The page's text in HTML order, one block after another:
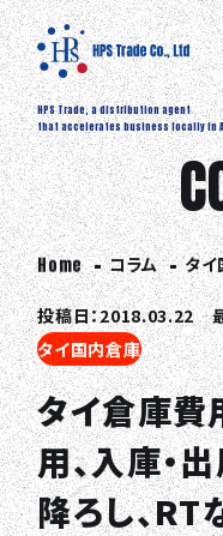
HPS Trade, a distribution agent
that accelerates business locally in
Home コラム タ
投稿日：2018.03.22
タイ国内倉庫
タイ倉庫
用、入庫・
降ろし、RT